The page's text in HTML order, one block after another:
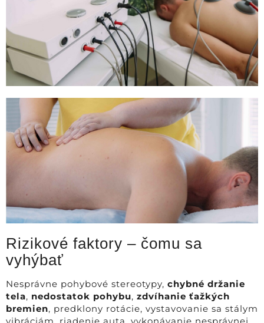
Rizikové faktory – čomu sa
vyhýbať
Nesprávne pohybové stereotypy, chybné držanie
tela, nedostatok pohybu, zdvíhanie ťažkých
bremien, predklony rotácie, vystavovanie sa stálym